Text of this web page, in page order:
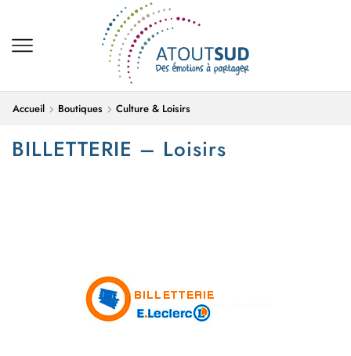
Accueil Boutiques Culture & Loisirs
BILLETTERIE – Loisirs